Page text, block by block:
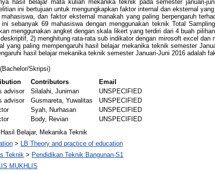
hasil belajar mata kuliah mekanika teknik pada semester januari-
ini bertujuan untuk mengungkapkan faktor internal dan eksternal
dan faktor eksternal manakah yang paling berpengaruh
sebanyak 69 mahasiswa dengan menggunakan teknik Total
menggunakan angket dengan skala likert yang terdiri dari 4 buah
2) menghitung rata-rata sub indikator dengan mirosoft excel
yang paling mempengaruhi hasil belajar mekanika teknik semester
hasil belajar mekanika teknik semester Januari-Juni 2016 adalah
Skripsi)
Contributors
Email
advisor
Silalahi, Juniman
UNSPECIFIED
advisor
Gusmareta, Yuwalitas
UNSPECIFIED
Syah, Nurhasan
UNSPECIFIED
Body, Revian
UNSPECIFIED
Belajar, Mekanika Teknik
> LB Theory and practice of education
Teknik > Pendidikan Teknik Bangunan-S1
MUKHLIS